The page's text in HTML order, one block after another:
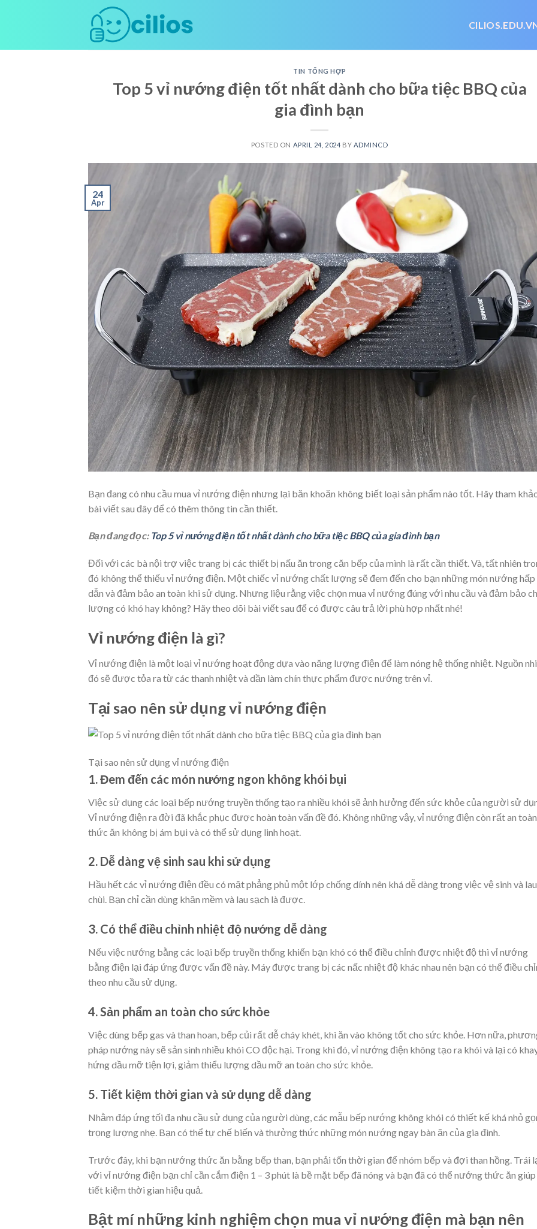
TIN TỔNG HỢP
Top 5 vỉ nướng điện tốt nhất dành cho bữa tiệc BBQ của
gia đình bạn
POSTED ON APRIL 24, 2024 BY ADMINCD
24
Apr
Bạn đang có nhu cầu mua vỉ nướng điện nhưng lại băn khoăn không biết loại sản phẩm nào tốt. Hãy tham
bài viết sau đây để có thêm thông tin cần thiết.
Bạn đang đọc: Top 5 vỉ nướng điện tốt nhất dành cho bữa tiệc BBQ của gia đình bạn
Đối với các bà nội trợ việc trang bị các thiết bị nấu ăn trong căn bếp của mình là rất cần thiết. Và, tất nhiên
đó không thể thiếu vỉ nướng điện. Một chiếc vỉ nướng chất lượng sẽ đem đến cho bạn những món nướng hấp
dẫn và đảm bảo an toàn khi sử dụng. Nhưng liệu rằng việc chọn mua vỉ nướng đúng với nhu cầu và đảm bảo
lượng có khó hay không? Hãy theo dõi bài viết sau để có được câu trả lời phù hợp nhất nhé!
Vỉ nướng điện là gì?
Vỉ nướng điện là một loại vỉ nướng hoạt động dựa vào năng lượng điện để làm nóng hệ thống nhiệt. Nguồn
đó sẽ được tỏa ra từ các thanh nhiệt và dần làm chín thực phẩm được nướng trên vỉ.
Tại sao nên sử dụng vỉ nướng điện
Tại sao nên sử dụng vỉ nướng điện
1. Đem đến các món nướng ngon không khói bụi
Việc sử dụng các loại bếp nướng truyền thống tạo ra nhiều khói sẽ ảnh hưởng đến sức khỏe của người sử
Vỉ nướng điện ra đời đã khắc phục được hoàn toàn vấn đề đó. Không những vậy, vỉ nướng điện còn rất an
thức ăn không bị ám bụi và có thể sử dụng linh hoạt.
2. Dễ dàng vệ sinh sau khi sử dụng
Hầu hết các vỉ nướng điện đều có mặt phẳng phủ một lớp chống dính nên khá dễ dàng trong việc vệ sinh và lau
chùi. Bạn chỉ cần dùng khăn mềm và lau sạch là được.
3. Có thể điều chỉnh nhiệt độ nướng dễ dàng
Nếu việc nướng bằng các loại bếp truyền thống khiến bạn khó có thể điều chỉnh được nhiệt độ thì vỉ nướng
bằng điện lại đáp ứng được vấn đề này. Máy được trang bị các nấc nhiệt độ khác nhau nên bạn có thể điều
theo nhu cầu sử dụng.
4. Sản phẩm an toàn cho sức khỏe
Việc dùng bếp gas và than hoan, bếp củi rất dễ cháy khét, khi ăn vào không tốt cho sức khỏe. Hơn nữa,
pháp nướng này sẽ sản sinh nhiều khói CO độc hại. Trong khi đó, vỉ nướng điện không tạo ra khói và lại có
hứng dầu mỡ tiện lợi, giảm thiểu lượng dầu mỡ an toàn cho sức khỏe.
5. Tiết kiệm thời gian và sử dụng dễ dàng
Nhằm đáp ứng tối đa nhu cầu sử dụng của người dùng, các mẫu bếp nướng không khói có thiết kế khá nhỏ
trọng lượng nhẹ. Bạn có thể tự chế biến và thưởng thức những món nướng ngay bàn ăn của gia đình.
Trước đây, khi bạn nướng thức ăn bằng bếp than, bạn phải tốn thời gian để nhóm bếp và đợi than hồng. Trái
với vỉ nướng điện bạn chỉ cần cắm điện 1 – 3 phút là bề mặt bếp đã nóng và bạn đã có thể nướng thức ăn giúp
tiết kiệm thời gian hiệu quả.
Bật mí những kinh nghiệm chọn mua vỉ nướng điện mà bạn nên